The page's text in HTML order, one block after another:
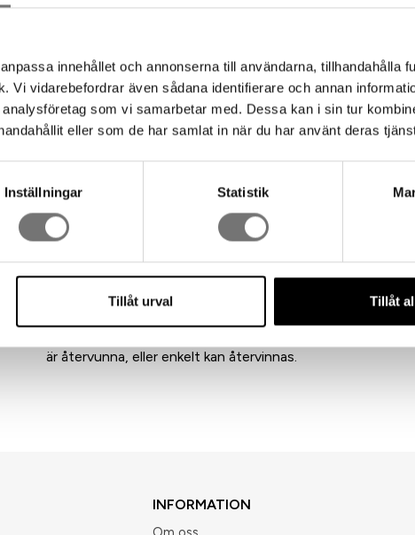
innehållet och annonserna till användarna, tillhandahålla
Vi vidarebefordrar även sådana identifierare och annan
som vi samarbetar med. Dessa kan i sin tur
eller som de har samlat in när du har använt deras
Inställningar Statistik
Tillåt urval Tillåt
Vill du hänga ditt vinställ, behöver du köpa till
skåp och sedan glider vinställsmodulerna i. Ett snyggare
Om man vill kan man till sitt hängande ställ köpa till
och praktisk väggdekoration. Tänk på att om du väljer
utrymmen plats för flaskor.
HEX finns i färgerna, svart och bronze
Storlek: varje modul är: 20 x 15 x 10 cm i ihopbyggd
behöver läggas på i slutet om man vill ha ett exakt mått.
Material: Extruderad aluminium
Skötsleråd: Torka av med trasa och lite diskmedel.
Design: Matz Borgström
Alla Born in Swedens designs är framtagna enbart för
designers. Vi använder oss av små fabriker som vi har
är återvunna, eller enkelt kan återvinnas.
INFORMATION